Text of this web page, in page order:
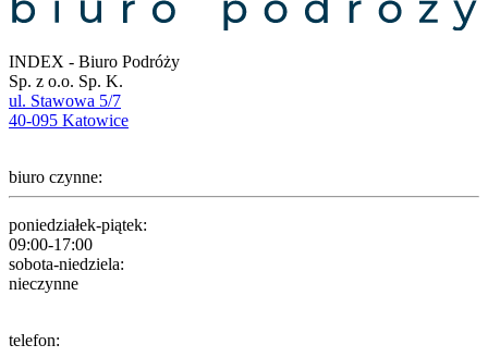
INDEX - Biuro Podróży
Sp. z o.o. Sp. K.
ul. Stawowa 5/7
40-095 Katowice
biuro czynne:
poniedziałek-piątek:
09:00-17:00
sobota-niedziela:
nieczynne
telefon: